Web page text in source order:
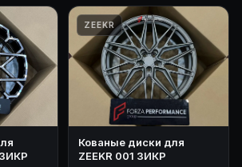
ZEEKR
Кованые диски для
ZEEKR 001 ЗИКР